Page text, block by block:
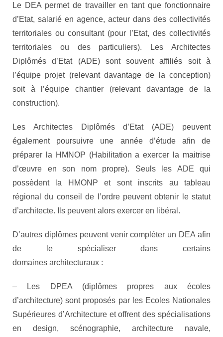
Le DEA permet de travailler en tant que fonctionnaire
d’Etat, salarié en agence, acteur dans des collectivités
territoriales ou consultant (pour l’Etat, des collectivités
territoriales ou des particuliers). Les Architectes
Diplômés d’Etat (ADE) sont souvent affiliés soit à
l’équipe projet (relevant davantage de la conception)
soit à l’équipe chantier (relevant davantage de la
construction).
Les Architectes Diplômés d’Etat (ADE) peuvent
également poursuivre une année d’étude afin de
préparer la HMNOP (Habilitation a exercer la maitrise
d’œuvre en son nom propre). Seuls les ADE qui
possèdent la HMONP et sont inscrits au tableau
régional du conseil de l’ordre peuvent obtenir le statut
d’architecte. Ils peuvent alors exercer en libéral.
D’autres diplômes peuvent venir compléter un DEA afin
de le spécialiser dans certains
domaines architecturaux :
– Les DPEA (diplômes propres aux écoles
d’architecture) sont proposés par les Ecoles Nationales
Supérieures d’Architecture et offrent des spécialisations
en design, scénographie, architecture navale,